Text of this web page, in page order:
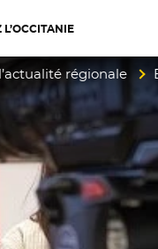
L’OCCITANIE
régionale